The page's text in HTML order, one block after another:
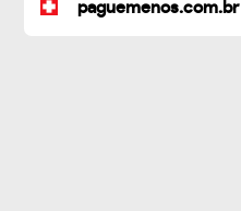
paguemenos.com.br